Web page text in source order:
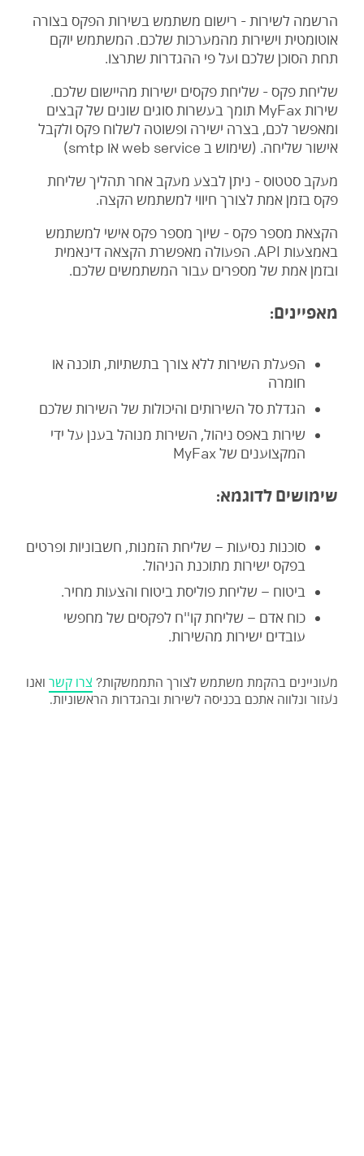
הרשמה לשירות - רישום משתמש בשירות הפקס בצורה
אוטומטית וישירות מהמערכות שלכם. המשתמש יוקם
תחת הסוכן שלכם ועל פי ההגדרות שתרצו.
שליחת פקס - שליחת פקסים ישירות מהיישום שלכם.
שירות MyFax תומך בעשרות סוגים שונים של קבצים
ומאפשר לכם, בצרה ישירה ופשוטה לשלוח פקס ולקבל
אישור שליחה. (שימוש ב web service או smtp)
מעקב סטטוס - ניתן לבצע מעקב אחר תהליך שליחת
פקס בזמן אמת לצורך חיווי למשתמש הקצה.
הקצאת מספר פקס - שיוך מספר פקס אישי למשתמש
באמצעות API. הפעולה מאפשרת הקצאה דינאמית
ובזמן אמת של מספרים עבור המשתמשים שלכם.
מאפיינים:
הפעלת השירות ללא צורך בתשתיות, תוכנה או
חומרה
הגדלת סל השירותים והיכולות של השירות שלכם
שירות באפס ניהול, השירות מנוהל בענן על ידי
המקצוענים של MyFax
שימושים לדוגמא:
סוכנות נסיעות – שליחת הזמנות, חשבוניות ופרטים
בפקס ישירות מתוכנת הניהול.
ביטוח – שליחת פוליסת ביטוח והצעות מחיר.
כוח אדם – שליחת קו"ח לפקסים של מחפשי
עובדים ישירות מהשירות.
מעוניינים בהקמת משתמש לצורך התממשקות? צרו קשר ואנו
נעזור ונלווה אתכם בכניסה לשירות ובהגדרות הראשוניות.